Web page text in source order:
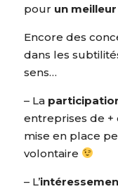
pour un
Encore des
dans les
sens…
– La
entreprises de +
mise en place
volontaire
– L’